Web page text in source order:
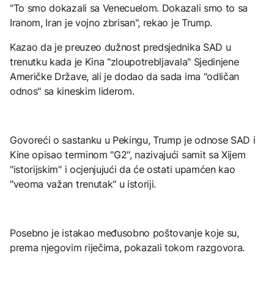
"To smo dokazali sa Venecuelom. Dokazali smo to sa
Iranom, Iran je vojno zbrisan", rekao je Trump.
Kazao da je preuzeo dužnost predsjednika SAD u
trenutku kada je Kina "zloupotrebljavala" Sjedinjene
Američke Države, ali je dodao da sada ima "odličan
odnos" sa kineskim liderom.
Govoreći o sastanku u Pekingu, Trump je odnose SAD i
Kine opisao terminom "G2", nazivajući samit sa Xijem
"istorijskim" i ocjenjujući da će ostati upamćen kao
"veoma važan trenutak" u istoriji.
Posebno je istakao međusobno poštovanje koje su,
prema njegovim riječima, pokazali tokom razgovora.